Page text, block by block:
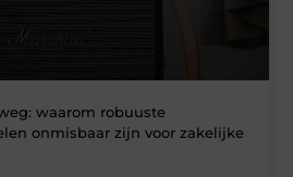
waarom robuuste
onmisbaar zijn voor zakelijke